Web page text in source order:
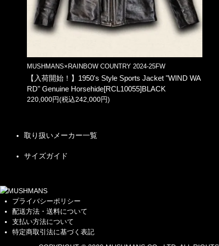
MUSHMANS×RAINBOW COUNTRY 2024-25FW
【入荷開始！】1950's Style Sports Jacket "WIND WA
RD" Genuine Horsehide[RCL10055]BLACK
220,000円(税込242,000円)
取り扱いメーカー一覧
サイズガイド
プライバシーポリシー
配送方法・送料について
支払い方法について
特定商取引法に基づく表記